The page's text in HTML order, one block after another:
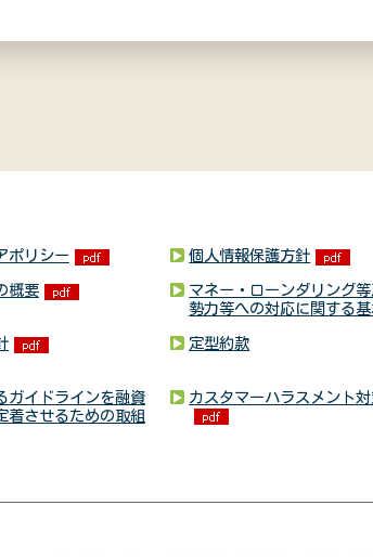
ポリシー 個人情報保護方針
概要
マネー・ローンダリング
勢力等への対応に関する
定型約款
ガイドラインを融資
着させるための取組
カスタマーハラスメント